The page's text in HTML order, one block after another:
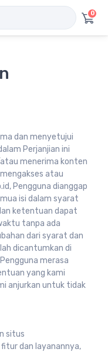
0
dan menyetujui
Perjanjian ini
menerima konten
atau
Pengguna dianggap
isi dalam syarat
ketentuan dapat
tanpa ada
dari syarat dan
dicantumkan di
merasa
yang kami
anjurkan untuk tidak
situs
dan layanannya,